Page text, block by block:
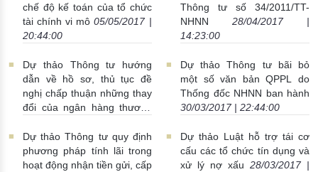
chế độ kế toán của tổ chức
tài chính vi mô 05/05/2017 |
20:44:00
Thông tư số 34/2011/TT-
NHNN
28/04/2017 |
14:23:00
Dự thảo Thông tư hướng
dẫn về hồ sơ, thủ tục đề
nghị chấp thuận những thay
đổi của ngân hàng thương
nước ngoài
06/04/2017 |
00:10:00
Dự thảo Thông tư bãi bỏ
một số văn bản QPPL do
Thống đốc NHNN ban hành
30/03/2017 | 22:44:00
Dự thảo Thông tư quy định
phương pháp tính lãi trong
hoạt động nhận tiền gửi, cấp
Dự thảo Luật hỗ trợ tái cơ
cấu các tổ chức tín dụng và
xử lý nợ xấu 28/03/2017 |